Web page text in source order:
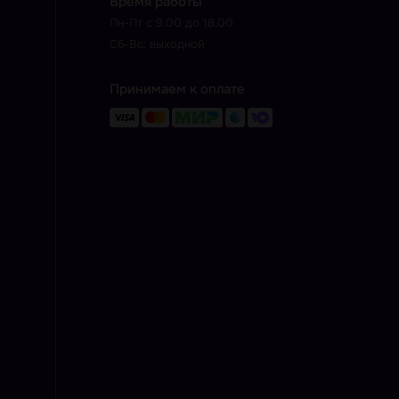
Принимаем к оплате